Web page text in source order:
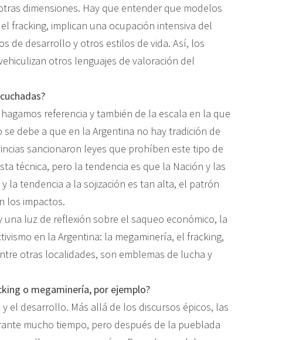
dimensiones. Hay que entender que modelos
fracking, implican una ocupación intensiva del
de desarrollo y otros estilos de vida. Así, los
otros lenguajes de valoración del
referencia y también de la escala en la que
debe a que en la Argentina no hay tradición de
sancionaron leyes que prohíben este tipo de
técnica, pero la tendencia es que la Nación y las
la tendencia a la sojización es tan alta, el patrón
los impactos.
luz de reflexión sobre el saqueo económico, la
en la Argentina: la megaminería, el fracking,
otras localidades, son emblemas de lucha y
o megaminería, por ejemplo?
el desarrollo. Más allá de los discursos épicos, las
mucho tiempo, pero después de la pueblada